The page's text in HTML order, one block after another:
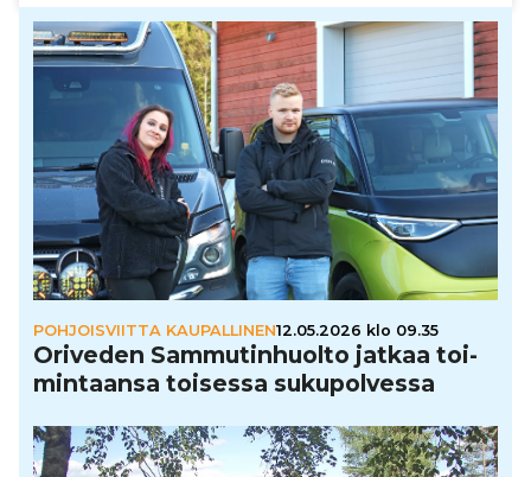
POHJOISVIITTA KAUPALLINEN12.05.2026 klo 09.35
Oriveden Sam­mu­tin­huolto jatkaa toi­
min­taansa toisessa suku­pol­vessa